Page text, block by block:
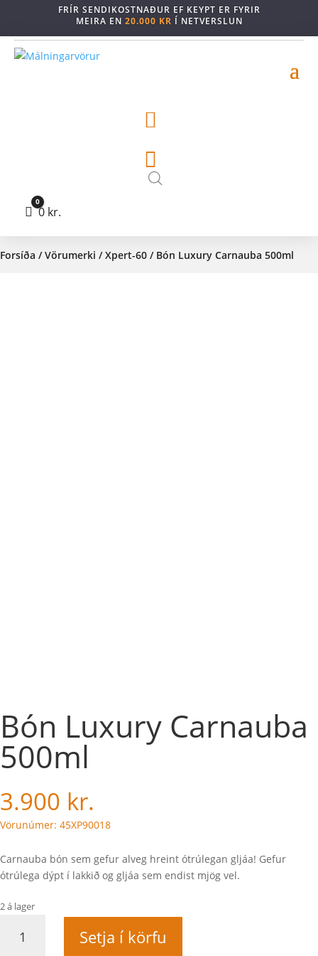
FRÍR SENDIKOSTNAÐUR EF KEYPT ER FYRIR
MEIRA EN 20.000 KR Í NETVERSLUN


Cart
0
0 kr.
Forsíða /Vörumerki /Xpert-60 / Bón Luxury Carnauba 500ml
Bón Luxury Carnauba
500ml
3.900 kr.
Vörunúmer: 45XP90018
Carnauba bón sem gefur alveg hreint ótrúlegan gljáa! Gefur
ótrúlega dýpt í lakkið og gljáa sem endist mjög vel.
2 á lager
Luxury
Setja í körfu